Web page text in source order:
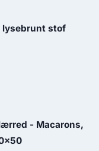
lysebrunt stof
- Macarons,